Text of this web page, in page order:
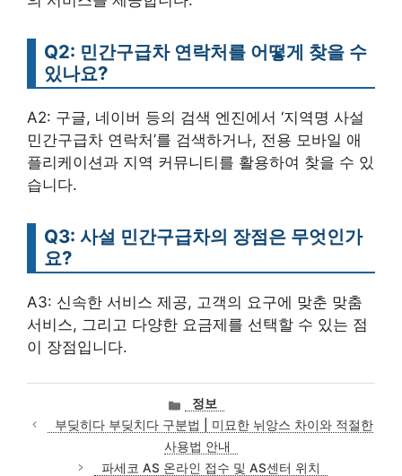
Q2: 민간구급차 연락처를 어떻게 찾을 수
있나요?
A2: 구글, 네이버 등의 검색 엔진에서 ‘지역명 사설
민간구급차 연락처’를 검색하거나, 전용 모바일 애
플리케이션과 지역 커뮤니티를 활용하여 찾을 수 있
습니다.
Q3: 사설 민간구급차의 장점은 무엇인가
요?
A3: 신속한 서비스 제공, 고객의 요구에 맞춘 맞춤
서비스, 그리고 다양한 요금제를 선택할 수 있는 점
이 장점입니다.
카
테
고
리
정보
부딪히다 부딪치다 구분법 | 미묘한 뉘앙스 차이와 적절한
사용법 안내
파세코 AS 온라인 접수 및 AS센터 위치